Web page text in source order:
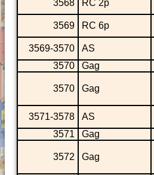
3568 RC 2p
3569 RC 6p
3569-3570 AS
3570
Gag
3570 Gag
3571-3578 AS
3571
Gag
3572 Gag